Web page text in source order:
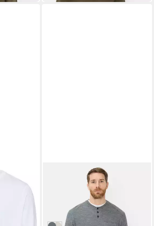
CAMEL ACTIVE
Henleyshirt mit Henley
Kragen Langarm
ab 59,95 € UVP99,95 €